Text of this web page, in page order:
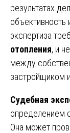
результатах
объективность
экспертиза
отопления, и
между
застройщиком
Судебная
определением
Она может